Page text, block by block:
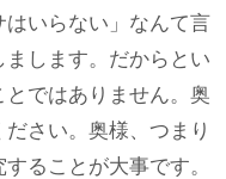
いらない」なんて言
します。だからとい
ではありません。奥
さい。奥様、つまり
ることが大事です。